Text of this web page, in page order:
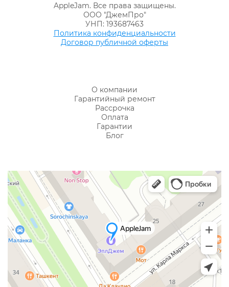
AppleJam. Все права защищены.
ООО "ДжемПро"
УНП: 193687463
Политика конфиденциальности
Договор публичной оферты
О компании
Гарантийный ремонт
Рассрочка
Оплата
Гарантии
Блог